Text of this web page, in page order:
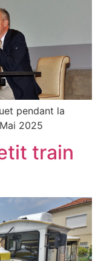
pendant la
2025
train